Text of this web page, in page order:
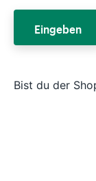
Eingeben
Bist du der